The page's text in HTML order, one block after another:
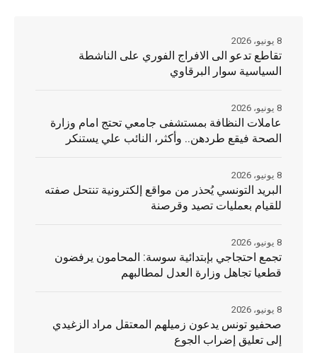
تقاطع تدعو الى الافراج الفوري على الناشطة
السياسية سوار البرقاوي
8 يونيو، 2026
عاملات النظافة بمستشفى جامعي تحتج امام وزارة
الصحة فيقع طردهن.. وأكثر، النائب علي يستنكر
8 يونيو، 2026
البريد التونسي يُحذر من مواقع إلكترونية تنتحل صفته
للقيام بعمليات تصيد وقرصنة
8 يونيو، 2026
تجمع احتجاجي بإبتدائية سوسة: المحامون يرفضون
قطعيا تجاهل وزارة العدل لمطالبهم
8 يونيو، 2026
صحفيو تونس يدعون زميلهم المعتقل مراد الزغيدي
إلى تعليق إضراب الجوع
8 يونيو، 2026